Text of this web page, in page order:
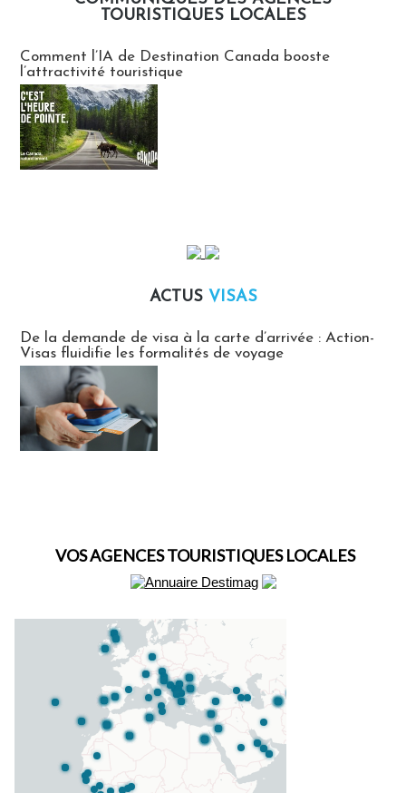
TOURISTIQUES LOCALES
Comment l’IA de Destination Canada booste
l’attractivité touristique
ACTUS VISAS
De la demande de visa à la carte d’arrivée : Action-
Visas fluidifie les formalités de voyage
VOS AGENCES TOURISTIQUES LOCALES